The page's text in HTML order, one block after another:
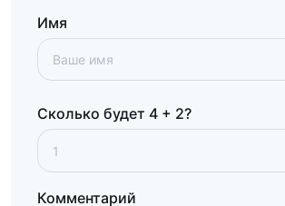
Имя
Сколько будет 4 + 2?
Комментарий